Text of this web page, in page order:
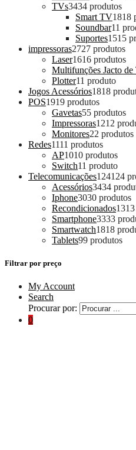
TVs3434 produtos
Smart TV1818
Soundbar11
Suportes1515
impressoras2727 produtos
Laser1616 produtos
Multifunções Jacto de
Plotter11 produto
Jogos Acessórios1818
POS1919 produtos
Gavetas55 produtos
Impressoras1212
Monitores22 produtos
Redes1111 produtos
AP1010 produtos
Switch11 produto
Telecomunicações124124
Acessórios3434
Iphone3030 produtos
Recondicionados13
Smartphone3333
Smartwatch1818
Tablets99 produtos
Filtrar por preço
My Account
Search
Procurar por:
0